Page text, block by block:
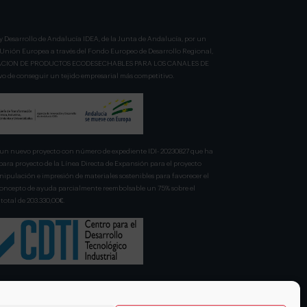
de Andalucía IDEA, de la Junta de Andalucía, por un
Europea a través del Fondo Europeo de Desarrollo Regional,
DE PRODUCTOS ECODESECHABLES PARA LOS CANALES DE
de conseguir un tejido empresarial más competitivo.
un nuevo proyecto con número de expediente IDI- 20230827 que ha
proyecto de la Línea Directa de Expansión para el proyecto
e impresión de materiales sostenibles para favorecer el
de ayuda parcialmente reembolsable un 75% sobre el
de 203.330,00€.